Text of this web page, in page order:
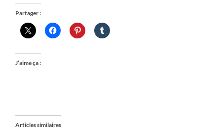
Partager :
J’aime ça :
Articles similaires